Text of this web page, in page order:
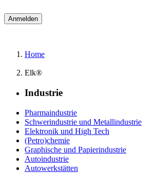
Home
Elk®
Industrie
Pharmaindustrie
Schwerindustrie und Metallindustrie
Elektronik und High Tech
(Petro)chemie
Graphische und Papierindustrie
Autoindustrie
Autowerkstätten